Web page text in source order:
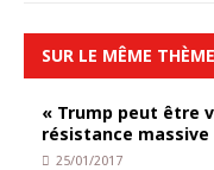
SUR LE MÊME THÈME
« Trump peut être
résistance massive
25/01/2017